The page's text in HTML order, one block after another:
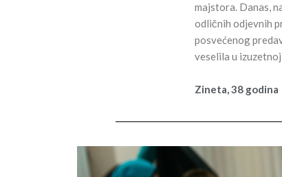
majstora. Danas,
odličnih odjevnih
posvećenog
veselila u
Zineta, 38 godina